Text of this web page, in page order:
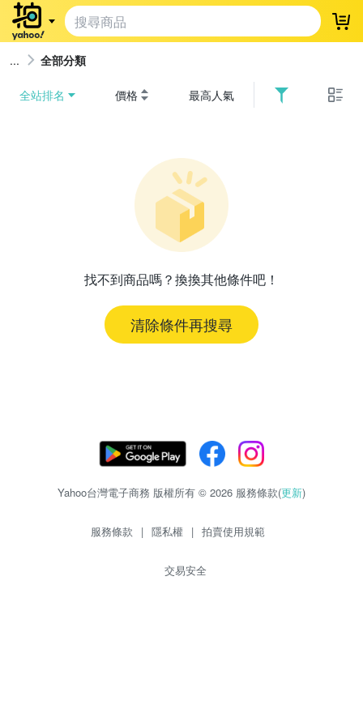
登
全部分類
全站排名 價格 最高人氣
找不到商品嗎？換換其他條件吧！
清除條件再搜尋
Yahoo台灣電子商務 版權所有 © 2026 服務條款(更新)
服務條款 | 隱私權 | 拍賣使用規範
交易安全